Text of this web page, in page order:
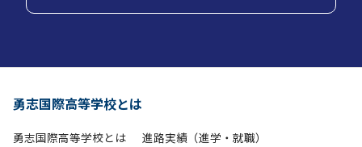
勇志国際高等学校とは
勇志国際高等学校とは
進路実績（進学・就職）